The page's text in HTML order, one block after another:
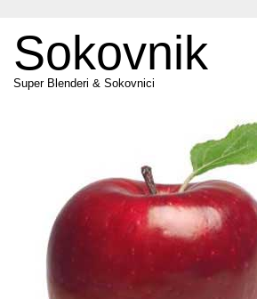
Sokovnik
Super Blenderi & Sokovnici